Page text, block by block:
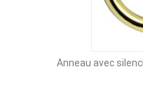
Anneau avec